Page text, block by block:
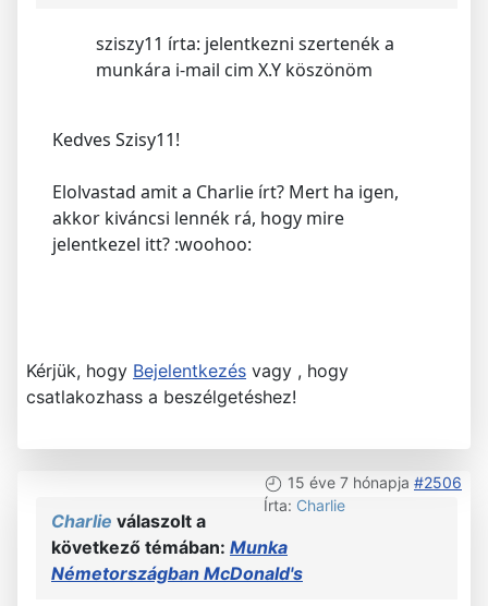
sziszy11 írta: jelentkezni szertenék a
munkára i-mail cim X.Y köszönöm
Kedves Szisy11!
Elolvastad amit a Charlie írt? Mert ha igen,
akkor kiváncsi lennék rá, hogy mire
jelentkezel itt? :woohoo:
Kérjük, hogy Bejelentkezés vagy , hogy
csatlakozhass a beszélgetéshez!
15 éve 7 hónapja #2506
Írta: Charlie
Charlie válaszolt a
következő témában: Munka
Németországban McDonald's